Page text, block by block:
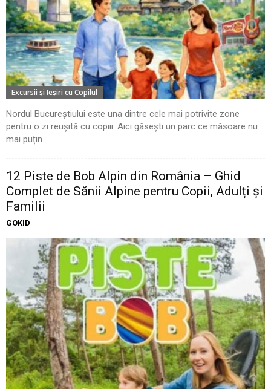
Excursii şi Ieşiri cu Copilul
Nordul Bucureștiului este una dintre cele mai potrivite zone
pentru o zi reușită cu copiii. Aici găsești un parc ce măsoare nu
mai puțin...
12 Piste de Bob Alpin din România – Ghid
Complet de Sănii Alpine pentru Copii, Adulți și
Familii
GOKID